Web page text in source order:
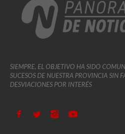
SIEMPRE, EL OBJETIVO HA SIDO
SUCESOS DE NUESTRA PROVINCIA SIN
DESVIACIONES POR INTERÉS